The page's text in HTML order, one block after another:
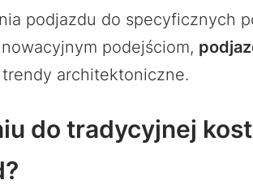
podjazdu do specyficznych
podejściom,
architektoniczne.
do tradycyjnej